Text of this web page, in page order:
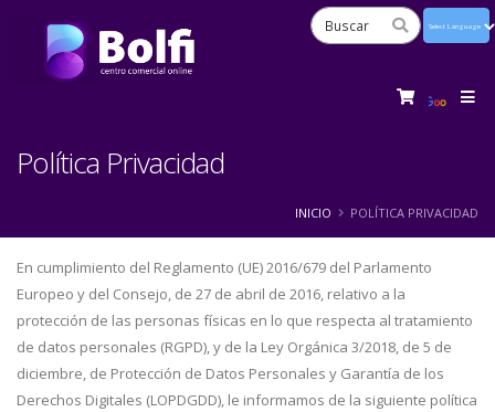
Política Privacidad
INICIO POLÍTICA PRIVACIDAD
En cumplimiento del Reglamento (UE) 2016/679 del Parlamento
Europeo y del Consejo, de 27 de abril de 2016, relativo a la
protección de las personas físicas en lo que respecta al tratamiento
de datos personales (RGPD), y de la Ley Orgánica 3/2018, de 5 de
diciembre, de Protección de Datos Personales y Garantía de los
Derechos Digitales (LOPDGDD), le informamos de la siguiente política